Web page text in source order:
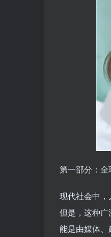
第一部分：全
现代社会中
但是，这种
能是由媒体、